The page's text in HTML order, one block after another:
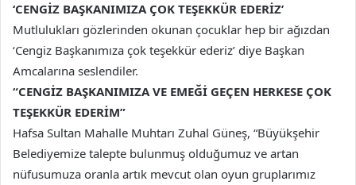
‘CENGİZ BAŞKANIMIZA ÇOK TEŞEKKÜR EDERİZ’
Mutlulukları gözlerinden okunan çocuklar hep bir ağızdan
‘Cengiz Başkanımıza çok teşekkür ederiz’ diye Başkan
Amcalarına seslendiler.
“CENGİZ BAŞKANIMIZA VE EMEĞİ GEÇEN HERKESE ÇOK
TEŞEKKÜR EDERİM”
Hafsa Sultan Mahalle Muhtarı Zuhal Güneş, “Büyükşehir
Belediyemize talepte bulunmuş olduğumuz ve artan
nüfusumuza oranla artık mevcut olan oyun gruplarımız